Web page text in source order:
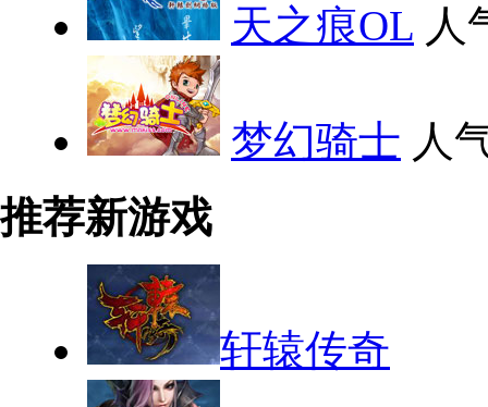
天之痕OL 人
梦幻骑士 人
推荐新游戏
轩辕传奇